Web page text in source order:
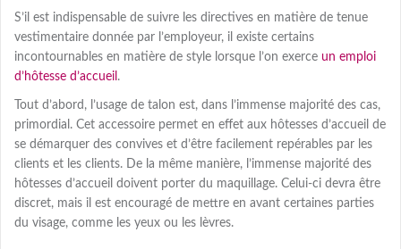
S’il est indispensable de suivre les directives en matière de tenue
vestimentaire donnée par l’employeur, il existe certains
incontournables en matière de style lorsque l’on exerce un emploi
d’hôtesse d’accueil .
Tout d’abord, l’usage de talon est, dans l’immense majorité des cas,
primordial. Cet accessoire permet en effet aux hôtesses d’accueil de
se démarquer des convives et d’être facilement repérables par les
clients et les clients. De la même manière, l’immense majorité des
hôtesses d’accueil doivent porter du maquillage. Celui-ci devra être
discret, mais il est encouragé de mettre en avant certaines parties
du visage, comme les yeux ou les lèvres.